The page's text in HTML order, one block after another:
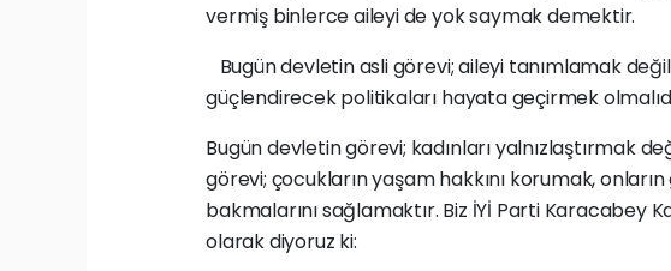
vermiş binlerce aileyi de yok saymak demektir.
Bugün devletin asli görevi; aileyi tanımlamak
güçlendirecek politikaları hayata geçirmek
Bugün devletin görevi; kadınları yalnızlaştırmak
görevi; çocukların yaşam hakkını korumak,
bakmalarını sağlamaktır. Biz İYİ Parti Karacabey
olarak diyoruz ki: